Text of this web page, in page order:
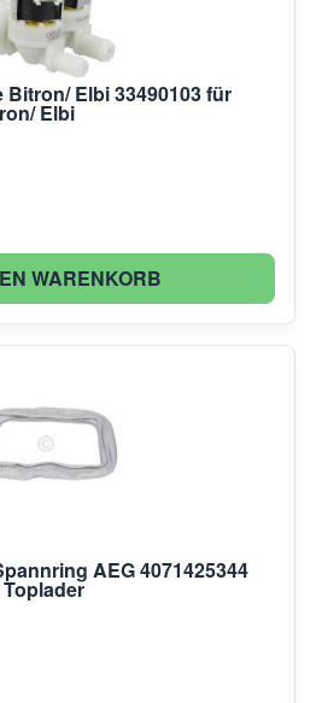
Bitron/ Elbi 33490103 für
Elbi
WARENKORB
AEG 4071425344